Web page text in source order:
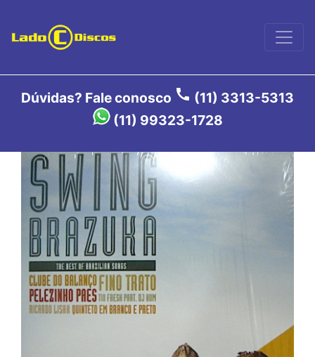
Dúvidas? Fale conosco call (11) 3313-5313
(11) 99323-1728